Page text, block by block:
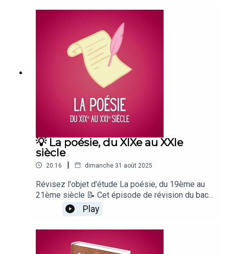
représentée pour la première fois en 1644 au
immédiatement un immense succès ! En voici le
résumé dans ce nouvel épisode de révision du
bac de français ! Bonne écoute !Un podcast du
Studio Biloba, écrit par Candice de Gastines et
présenté par Loïc Landrau.Autres podcasts
recommandés :🧠 Culture G👑 Pépites d'Histoire🧪
💡 La poésie, du XIXe au XXIe
siècle
20:16 | dimanche 31 août 2025
Révisez l'objet d'étude La poésie, du 19ème au
21ème siècle 📝 Cet épisode de révision du bac
de français a été écrit par Blandine Cossa,
présenté par Loïc Landrau, et produit par le
Studio Biloba. Bonne écoute ☀️ Autres podcasts
recommandés :🛡 Pépites d'Histoire 🎬 Bac de
Philo🌱 Bac de SVT📚 Le Meilleur Résumé
Play